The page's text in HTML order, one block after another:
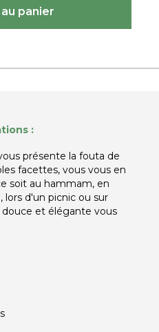
:
présente la fouta de
facettes, vous vous en
soit au hammam, en
lors d'un picnic ou sur
et élégante vous